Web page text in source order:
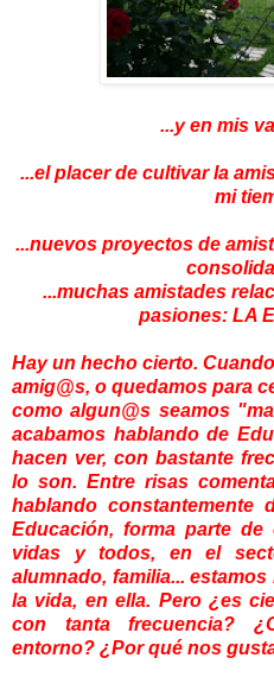
...y en mis
...el placer de cultivar la
mi
...nuevos proyectos de
...muchas amistades
pasiones: LA
Hay un hecho cierto.
amig@s, o quedamos para
como algun@s seamos
acabamos hablando de
hacen ver, con bastante
lo son. Entre risas
hablando
Educación, forma parte
vidas y todos, en el
alumnado, familia...
la vida, en ella. Pero ¿es
con tanta frecuencia?
entorno? ¿Por qué nos